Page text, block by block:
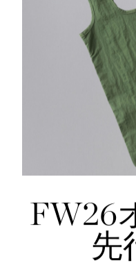
2ウェイジ
れば可動範
リブニット
裾には内側
ポケットに
3つの外ポ
ての下には
2つの内ポ
仕様が変更
FW26
先